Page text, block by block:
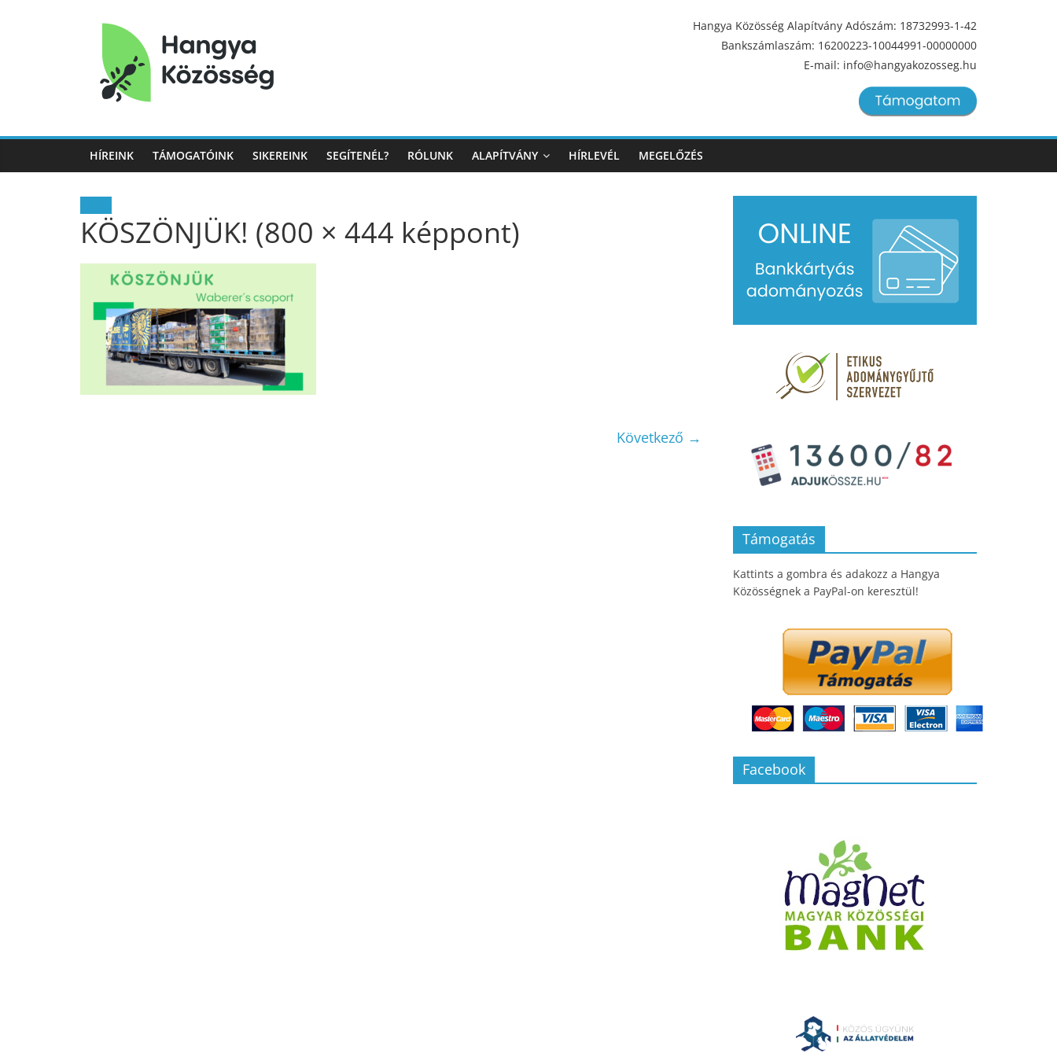
Hangya
Közösség
Hangya
Közösség
Hangya Közösség Alapítvány Adószám: 18732993-1-42
Bankszámlaszám: 16200223-10044991-00000000
E-mail: info@hangyakozosseg.hu
HÍREINK TÁMOGATÓINK SIKEREINK SEGÍTENÉL? RÓLUNK ALAPÍTVÁNY HÍRLEVÉL MEGELŐZÉS
KÖSZÖNJÜK! (800 × 444 képpont)
Következő →
Támogatás
Kattints a gombra és adakozz a Hangya
Közösségnek a PayPal-on keresztül!
Facebook